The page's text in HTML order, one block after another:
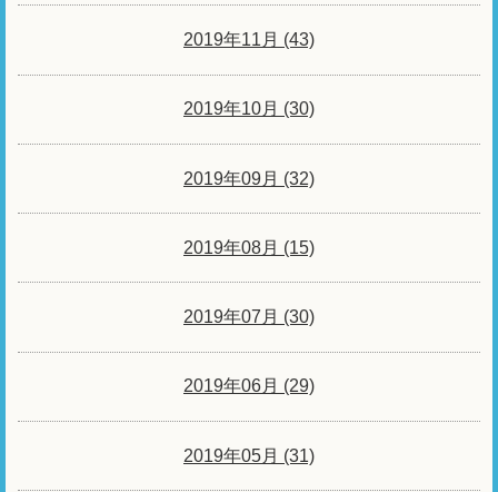
2019年11月 (43)
2019年10月 (30)
2019年09月 (32)
2019年08月 (15)
2019年07月 (30)
2019年06月 (29)
2019年05月 (31)